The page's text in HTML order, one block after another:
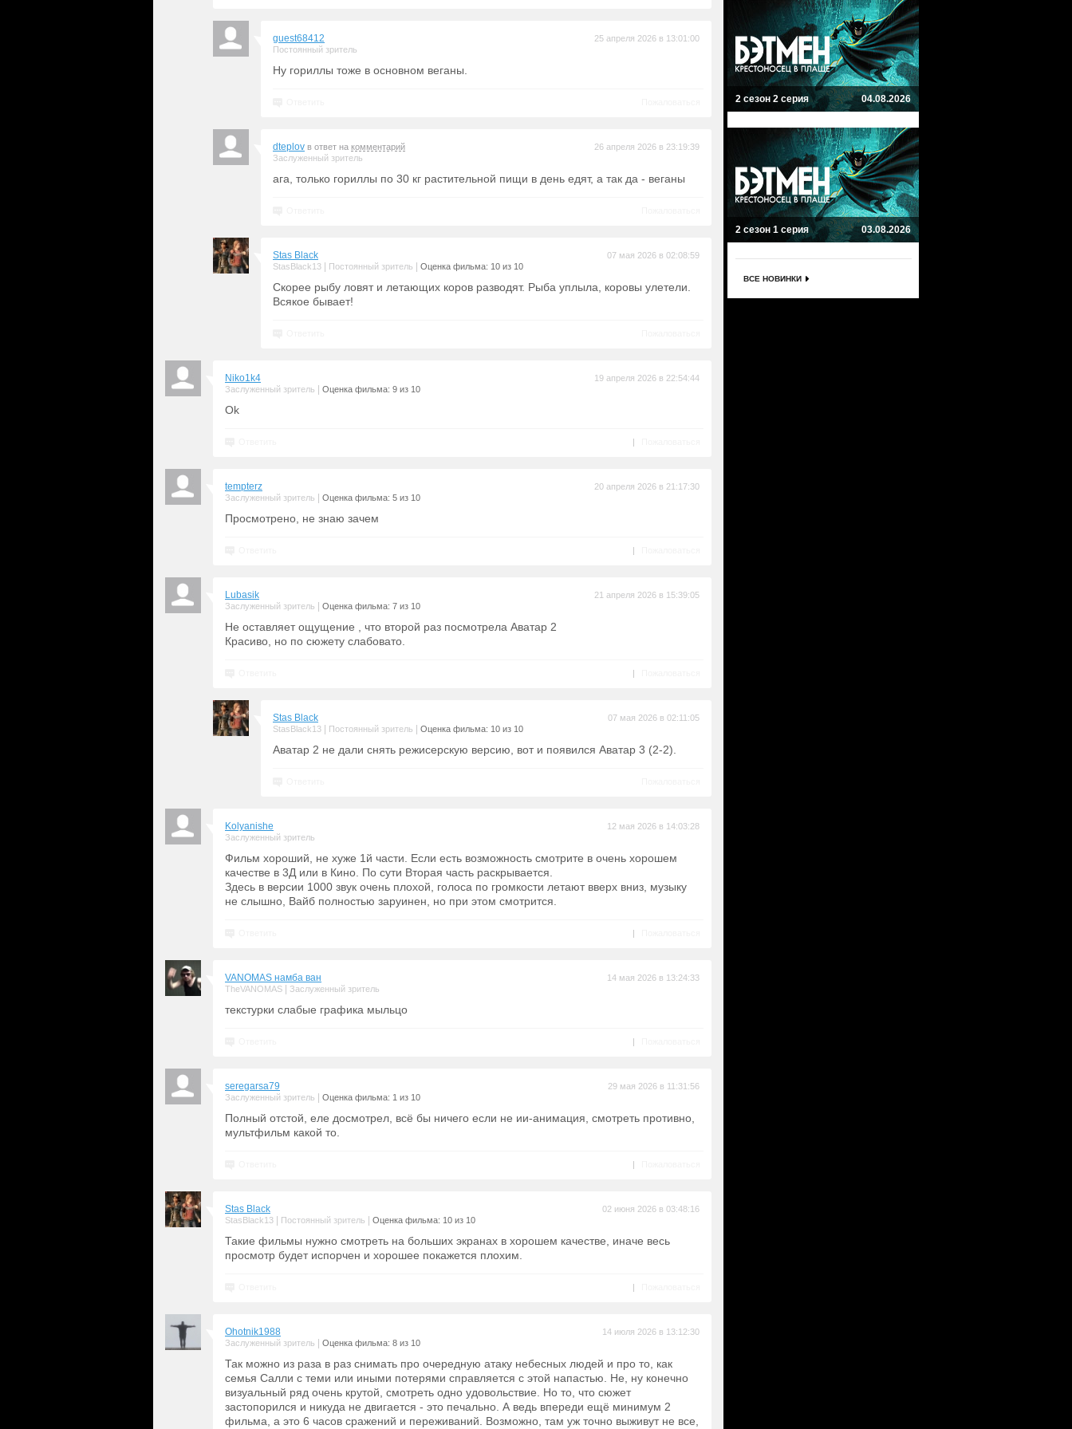
guest68412
Постоянный зритель
25 апреля 2026 в 13:01:00
Ну гориллы тоже в основном веганы.
dteplov в ответ на комментарий
Заслуженный зритель
26 апреля 2026 в 23:19:39
ага, только гориллы по 30 кг растительной пищи в день едят, а так да - веганы
Stas Black
StasBlack13 Постоянный зритель Оценка фильма: 10 из 10
07 мая 2026 в 02:08:59
Скорее рыбу ловят и летающих коров разводят. Рыба уплыла, коровы улетели.
Всякое бывает!
Niko1k4
Заслуженный зритель Оценка фильма: 9 из 10
19 апреля 2026 в 22:54:44
Ok
|
tempterz
Заслуженный зритель Оценка фильма: 5 из 10
20 апреля 2026 в 21:17:30
Просмотрено, не знаю зачем
|
Lubasik
Заслуженный зритель Оценка фильма: 7 из 10
21 апреля 2026 в 15:39:05
Не оставляет ощущение , что второй раз посмотрела Аватар 2
Красиво, но по сюжету слабовато.
|
Stas Black
StasBlack13 Постоянный зритель Оценка фильма: 10 из 10
07 мая 2026 в 02:11:05
Аватар 2 не дали снять режисерскую версию, вот и появился Аватар 3 (2-2).
Kolyanishe
Заслуженный зритель
12 мая 2026 в 14:03:28
Фильм хороший, не хуже 1й части. Если есть возможность смотрите в очень хорошем
качестве в 3Д или в Кино. По сути Вторая часть раскрывается.
Здесь в версии 1000 звук очень плохой, голоса по громкости летают вверх вниз, музыку
не слышно, Вайб полностью заруинен, но при этом смотрится.
|
VANOMAS намба ван
TheVANOMAS Заслуженный зритель
14 мая 2026 в 13:24:33
текстурки слабые графика мыльцо
|
seregarsa79
Заслуженный зритель Оценка фильма: 1 из 10
29 мая 2026 в 11:31:56
Полный отстой, еле досмотрел, всё бы ничего если не ии-анимация, смотреть противно,
мультфильм какой то.
|
Stas Black
StasBlack13 Постоянный зритель Оценка фильма: 10 из 10
02 июня 2026 в 03:48:16
Такие фильмы нужно смотреть на больших экранах в хорошем качестве, иначе весь
просмотр будет испорчен и хорошее покажется плохим.
|
Ohotnik1988
Заслуженный зритель Оценка фильма: 8 из 10
14 июля 2026 в 13:12:30
Так можно из раза в раз снимать про очередную атаку небесных людей и про то, как
семья Салли с теми или иными потерями справляется с этой напастью. Не, ну конечно
визуальный ряд очень крутой, смотреть одно удовольствие. Но то, что сюжет
застопорился и никуда не двигается - это печально. А ведь впереди ещё минимум 2
фильма, а это 6 часов сражений и переживаний. Возможно, там уж точно выживут не все,
2 сезон 2 серия 04.08.2026
2 сезон 1 серия 03.08.2026
ВСЕ НОВИНКИ